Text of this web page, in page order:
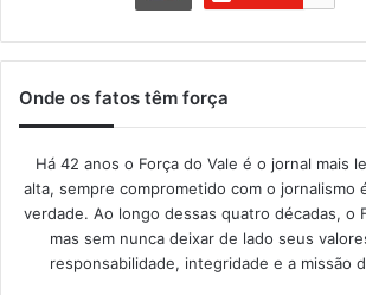
Onde os fatos têm força
Há 42 anos o Força do Vale é o jornal mais
alta, sempre comprometido com o jornalismo
verdade. Ao longo dessas quatro décadas, o
mas sem nunca deixar de lado seus
responsabilidade, integridade e a missão